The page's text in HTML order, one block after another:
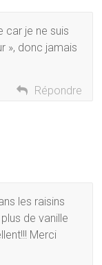
car je ne suis
», donc jamais
Répondre
les raisins
de vanille
Merci